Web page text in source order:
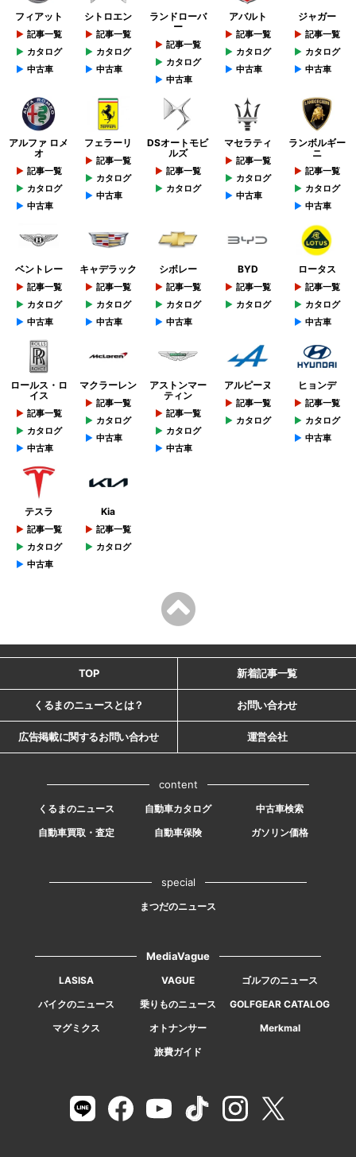
フィアット
記事一覧
カタログ
中古車
シトロエン
記事一覧
カタログ
中古車
ランドローバ
ー
記事一覧
カタログ
中古車
アバルト
記事一覧
カタログ
中古車
ジャガー
記事一覧
カタログ
中古車
アルファ ロメ
オ
記事一覧
カタログ
中古車
フェラーリ
記事一覧
カタログ
中古車
DSオートモビ
ルズ
記事一覧
カタログ
マセラティ
記事一覧
カタログ
中古車
ランボルギー
ニ
記事一覧
カタログ
中古車
ベントレー
記事一覧
カタログ
中古車
キャデラック
記事一覧
カタログ
中古車
シボレー
記事一覧
カタログ
中古車
BYD
記事一覧
カタログ
ロータス
記事一覧
カタログ
中古車
ロールス・ロ
イス
記事一覧
カタログ
中古車
マクラーレン
記事一覧
カタログ
中古車
アストンマー
ティン
記事一覧
カタログ
中古車
アルピーヌ
記事一覧
カタログ
ヒョンデ
記事一覧
カタログ
中古車
テスラ
記事一覧
カタログ
中古車
Kia
記事一覧
カタログ
TOP 新着記事一覧
くるまのニュースとは？ お問い合わせ
広告掲載に関するお問い合わせ 運営会社
content
くるまのニュース 自動車カタログ
中古車検索
自動車買取・査定
自動車保険 ガソリン価格
special
まつだのニュース
MediaVague
LASISA VAGUE
ゴルフのニュース
バイクのニュース
乗りものニュース
GOLFGEAR CATALOG
マグミクス
オトナンサー
Merkmal
旅費ガイド